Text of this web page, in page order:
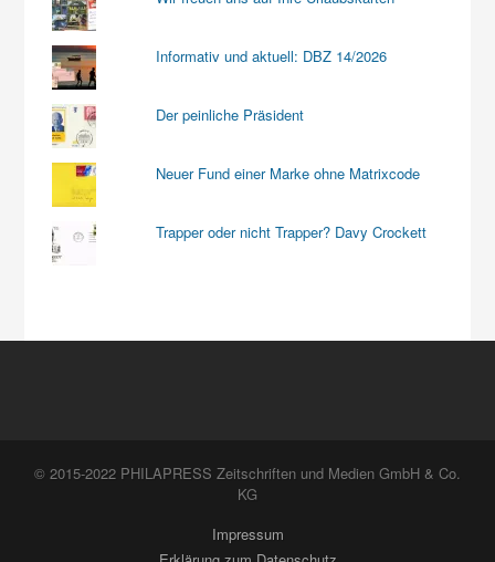
Informativ und aktuell: DBZ 14/2026
Der peinliche Präsident
Neuer Fund einer Marke ohne Matrixcode
Trapper oder nicht Trapper? Davy Crockett
© 2015-2022 PHILAPRESS Zeitschriften und Medien GmbH & Co.
KG
Impressum